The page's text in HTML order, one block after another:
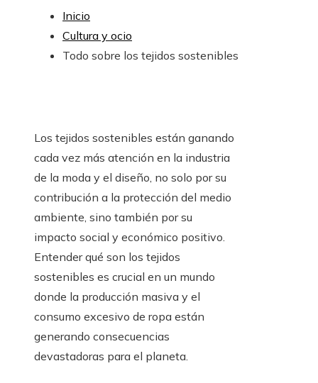
Inicio
Cultura y ocio
Todo sobre los tejidos sostenibles
Los tejidos sostenibles están ganando
cada vez más atención en la industria
de la moda y el diseño, no solo por su
contribución a la protección del medio
ambiente, sino también por su
impacto social y económico positivo.
Entender qué son los tejidos
sostenibles es crucial en un mundo
donde la producción masiva y el
consumo excesivo de ropa están
generando consecuencias
devastadoras para el planeta.